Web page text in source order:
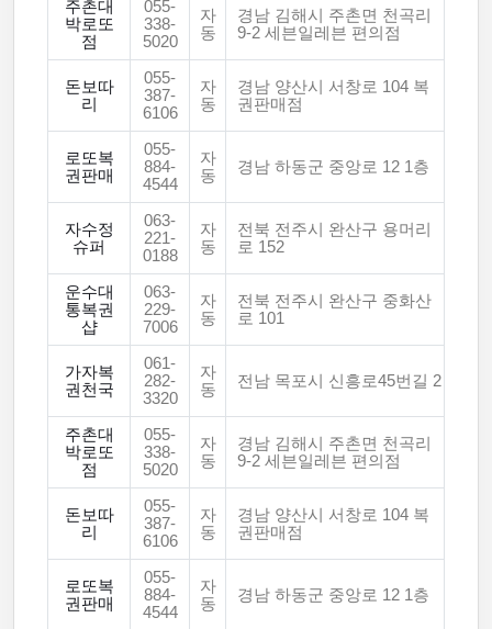
주촌대
박로또
점
055-
338-
5020
자
동
경남 김해시 주촌면 천곡리
9-2 세븐일레븐 편의점
돈보따
리
055-
387-
6106
자
동
경남 양산시 서창로 104 복
권판매점
로또복
권판매
055-
884-
4544
자
동
경남 하동군 중앙로 12 1층
자수정
슈퍼
063-
221-
0188
자
동
전북 전주시 완산구 용머리
로 152
운수대
통복권
샵
063-
229-
7006
자
동
전북 전주시 완산구 중화산
로 101
가자복
권천국
061-
282-
3320
자
동
전남 목포시 신흥로45번길 2
주촌대
박로또
점
055-
338-
5020
자
동
경남 김해시 주촌면 천곡리
9-2 세븐일레븐 편의점
돈보따
리
055-
387-
6106
자
동
경남 양산시 서창로 104 복
권판매점
로또복
권판매
055-
884-
4544
자
동
경남 하동군 중앙로 12 1층